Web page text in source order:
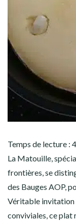
Temps de lecture : 4
La Matouille,
frontières, se
des Bauges AOP,
Véritable invitation
conviviales, ce plat